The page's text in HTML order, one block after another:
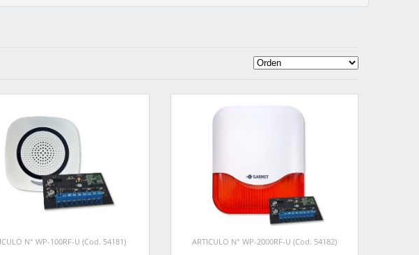
N° WP-100RF-U (Cod. 54181) ARTICULO N° WP-2000RF-U (Cod. 54182)